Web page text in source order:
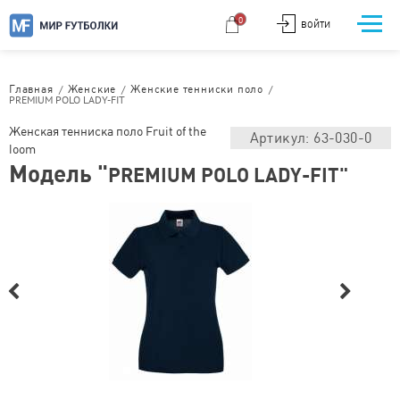
ВОЙТИ
0
Главная / Женские /Женские тенниски поло /
PREMIUM POLO LADY-FIT
Женская тенниска поло Fruit of the
loom
Артикул: 63-030-0
Модель "PREMIUM POLO LADY-FIT"